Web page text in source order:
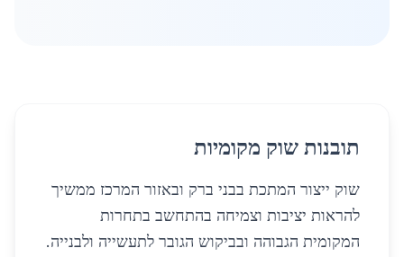
תובנות שוק מקומיות
שוק ייצור המתכת בבני ברק ובאזור המרכז ממשיך
להראות יציבות וצמיחה בהתחשב בתחרות
המקומית הגבוהה ובביקוש הגובר לתעשייה ולבנייה.